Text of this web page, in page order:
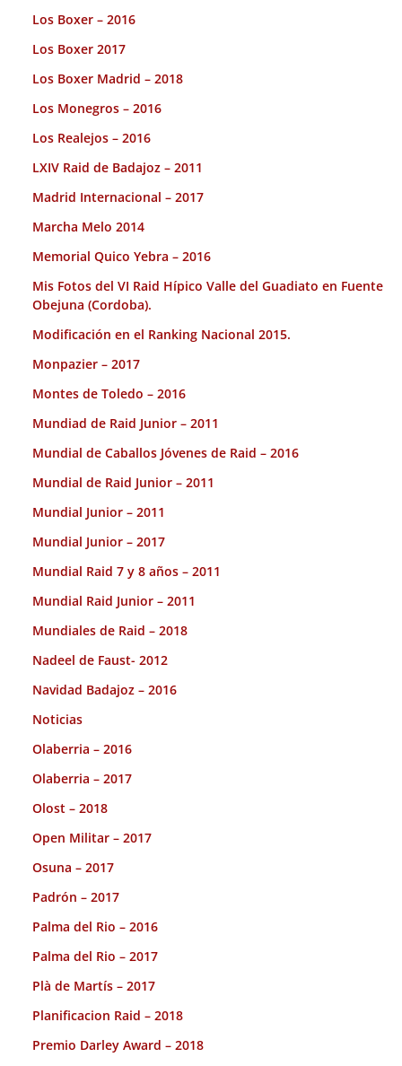
Los Boxer – 2016
Los Boxer 2017
Los Boxer Madrid – 2018
Los Monegros – 2016
Los Realejos – 2016
LXIV Raid de Badajoz – 2011
Madrid Internacional – 2017
Marcha Melo 2014
Memorial Quico Yebra – 2016
Mis Fotos del VI Raid Hípico Valle del Guadiato en Fuente
Obejuna (Cordoba).
Modificación en el Ranking Nacional 2015.
Monpazier – 2017
Montes de Toledo – 2016
Mundiad de Raid Junior – 2011
Mundial de Caballos Jóvenes de Raid – 2016
Mundial de Raid Junior – 2011
Mundial Junior – 2011
Mundial Junior – 2017
Mundial Raid 7 y 8 años – 2011
Mundial Raid Junior – 2011
Mundiales de Raid – 2018
Nadeel de Faust- 2012
Navidad Badajoz – 2016
Noticias
Olaberria – 2016
Olaberria – 2017
Olost – 2018
Open Militar – 2017
Osuna – 2017
Padrón – 2017
Palma del Rio – 2016
Palma del Rio – 2017
Plà de Martís – 2017
Planificacion Raid – 2018
Premio Darley Award – 2018